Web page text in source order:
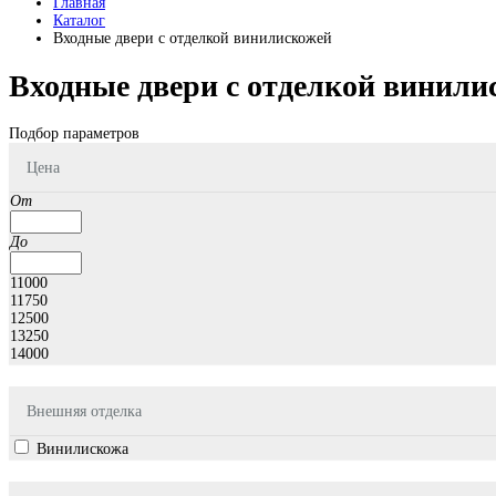
Каталог
Входные двери с отделкой винилискожей
Входные двери с отделкой
Подбор параметров
Цена
От
До
11000
11750
12500
13250
14000
Внешняя отделка
Винилискожа